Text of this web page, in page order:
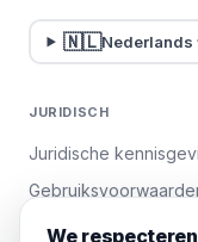
🇳🇱Nederlands
JURIDISCH
Juridische
Privacybeleid
We